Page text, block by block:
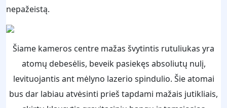
nepažeistą.
Šiame kameros centre mažas švytintis rutuliukas yra
atomų debesėlis, beveik pasiekęs absoliutų nulį,
levituojantis ant mėlyno lazerio spindulio. Šie atomai
bus dar labiau atvėsinti prieš tapdami mažais jutikliais,